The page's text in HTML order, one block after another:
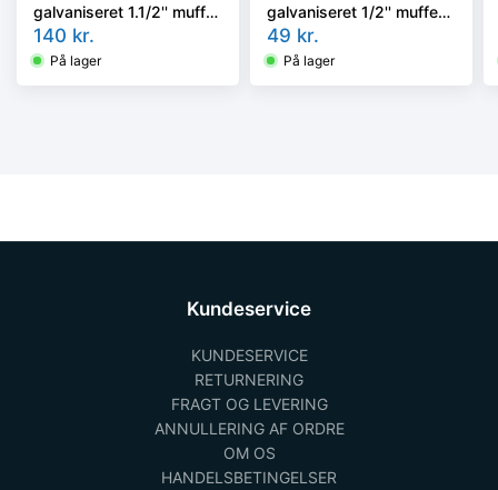
galvaniseret 1.1/2'' muffe-
nippel
140 kr.
På lager
galvaniseret 1/2'' muffe-
nippel
49 kr.
På lager
Kundeservice
KUNDESERVICE
RETURNERING
FRAGT OG LEVERING
ANNULLERING AF ORDRE
OM OS
HANDELSBETINGELSER